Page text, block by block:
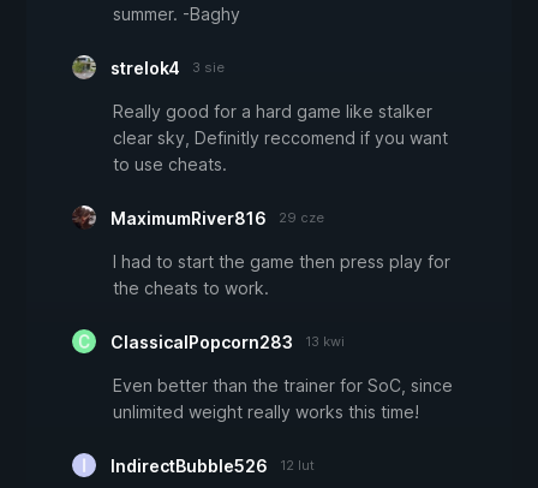
summer. -Baghy
strelok4 3 sie
Really good for a hard game like stalker
clear sky, Definitly reccomend if you want
to use cheats.
MaximumRiver816 29 cze
I had to start the game then press play for
the cheats to work.
ClassicalPopcorn283 13 kwi
Even better than the trainer for SoC, since
unlimited weight really works this time!
IndirectBubble526 12 lut